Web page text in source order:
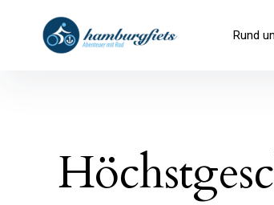
überspringenhamburgfiets – Rund